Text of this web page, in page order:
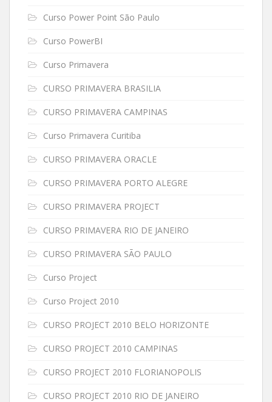
Curso Power Point São Paulo
Curso PowerBI
Curso Primavera
CURSO PRIMAVERA BRASILIA
CURSO PRIMAVERA CAMPINAS
Curso Primavera Curitiba
CURSO PRIMAVERA ORACLE
CURSO PRIMAVERA PORTO ALEGRE
CURSO PRIMAVERA PROJECT
CURSO PRIMAVERA RIO DE JANEIRO
CURSO PRIMAVERA SÃO PAULO
Curso Project
Curso Project 2010
CURSO PROJECT 2010 BELO HORIZONTE
CURSO PROJECT 2010 CAMPINAS
CURSO PROJECT 2010 FLORIANOPOLIS
CURSO PROJECT 2010 RIO DE JANEIRO